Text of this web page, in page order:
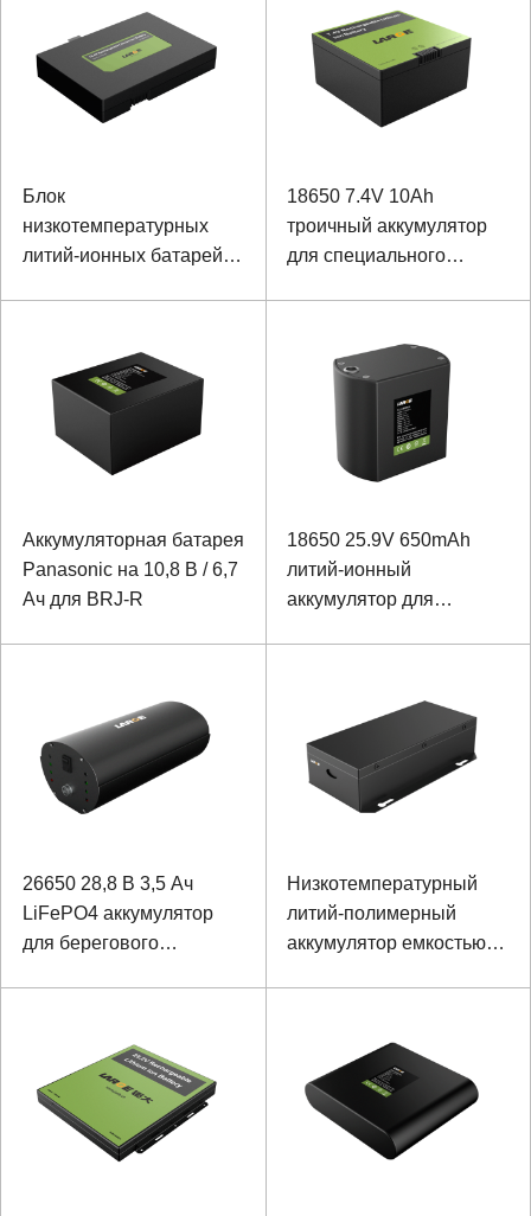
Блок
низкотемпературных
литий-ионных батарей
18650 7.4V 10Ah
троичный аккумулятор
для специального
Аккумуляторная батарея
Panasonic на 10,8 В / 6,7
Ач для BRJ-R
18650 25.9V 650mAh
литий-ионный
аккумулятор для
26650 28,8 В 3,5 Ач
LiFePO4 аккумулятор
для берегового
Низкотемпературный
литий-полимерный
аккумулятор емкостью
защищенного ноутбука